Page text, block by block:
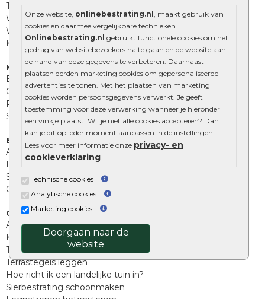
Onze website, onlinebestrating.nl , maakt gebruik van
cookies en daarmee vergelijkbare technieken.
Onlinebestrating.nl gebruikt functionele cookies om het
gedrag van websitebezoekers na te gaan en de website aan
de hand van deze gegevens te verbeteren. Daarnaast
plaatsen derden marketing cookies om gepersonaliseerde
advertenties te tonen. Met het plaatsen van marketing
cookies worden persoonsgegevens verwerkt. Je geeft
toestemming voor deze verwerking wanneer je hieronder
een vinkje plaatst. Wil je niet alle cookies accepteren? Dan
kan je dit op ieder moment aanpassen in de instellingen.
Lees voor meer informatie onze privacy- en
cookieverklaring.
Technische cookies
Analytische cookies
Marketing cookies
Doorgaan naar de
website
Tuinstenen
Waalformaat
Wildverband bestrating
Kingstones
Muurelementen
Betonbielzen
Opsluitbanden
Palissades
Stapelblokken
Extra benodigdheden
Afwatering en diversen
Beplantings en betonelementen
Split, grind en zand
Oprit tegels
Overig
Aanbiedingen
Kunstgras
Tuintegels outlet
Terrastegels leggen
Hoe richt ik een landelijke tuin in?
Sierbestrating schoonmaken